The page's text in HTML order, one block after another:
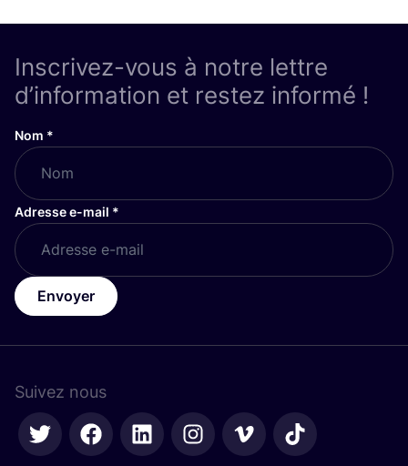
Inscrivez-vous à notre lettre
d’information et restez informé !
Nom *
Adresse e-mail *
Envoyer
Suivez nous